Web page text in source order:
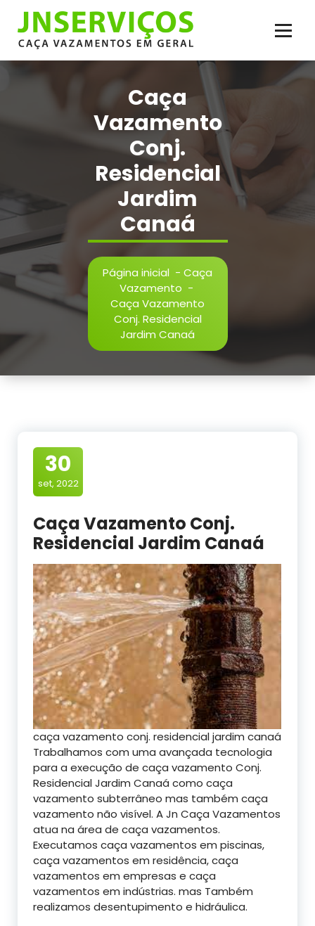
conteúdo
Reparos em Geral. Serviço de Caça Vazamento com Qualidade
Caça
Vazamento
Conj.
Residencial
Jardim
Canaá
Página inicial - Caça
Vazamento -
Caça Vazamento
Conj. Residencial
Jardim Canaá
30
set, 2022
Caça Vazamento Conj.
Residencial Jardim Canaá
caça vazamento conj. residencial jardim canaá
Trabalhamos com uma avançada tecnologia
para a execução de caça vazamento Conj.
Residencial Jardim Canaá como caça
vazamento subterrâneo mas também caça
vazamento não visível. A Jn Caça Vazamentos
atua na área de caça vazamentos.
Executamos caça vazamentos em piscinas,
caça vazamentos em residência, caça
vazamentos em empresas e caça
vazamentos em indústrias. mas Também
realizamos desentupimento e hidráulica.